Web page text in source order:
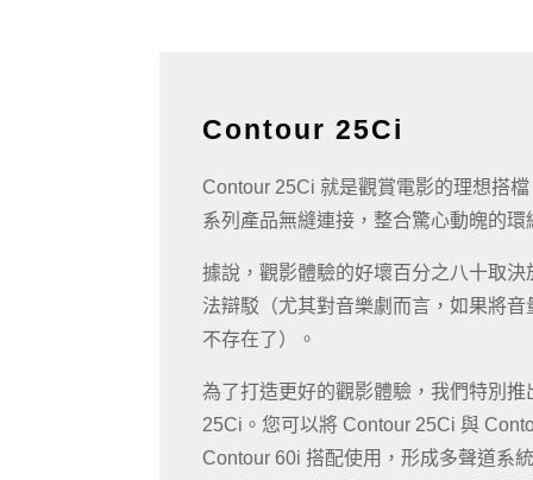
Contour 25Ci
Contour 25Ci 就是觀賞電影的理想搭
系列產品無縫連接，整合驚心動魄的環
據說，觀影體驗的好壞百分之八十取
法辯駁（尤其對音樂劇而言，如果將
不存在了）。
為了打造更好的觀影體驗，我們特別
25Ci。您可以將 Contour 25Ci 與
Contour 60i 搭配使用，形成多聲道系